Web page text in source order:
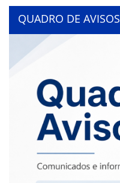
QUADRO DE AVISOS